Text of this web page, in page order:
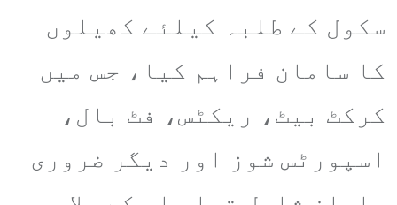
سکول کے طلبہ کیلئے کھیلوں
کا سامان فراہم کیا، جس میں
کرکٹ بیٹ، ریکٹس، فٹ بال،
اسپورٹس شوز اور دیگر ضروری